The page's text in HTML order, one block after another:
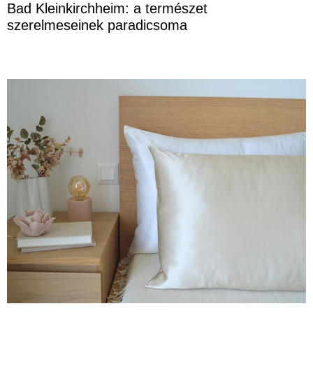
Bad Kleinkirchheim: a természet
szerelmeseinek paradicsoma